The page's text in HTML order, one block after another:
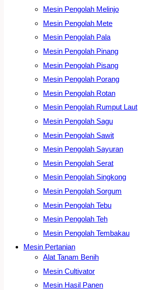
Mesin Pengolah Melinjo
Mesin Pengolah Mete
Mesin Pengolah Pala
Mesin Pengolah Pinang
Mesin Pengolah Pisang
Mesin Pengolah Porang
Mesin Pengolah Rotan
Mesin Pengolah Rumput Laut
Mesin Pengolah Sagu
Mesin Pengolah Sawit
Mesin Pengolah Sayuran
Mesin Pengolah Serat
Mesin Pengolah Singkong
Mesin Pengolah Sorgum
Mesin Pengolah Tebu
Mesin Pengolah Teh
Mesin Pengolah Tembakau
Mesin Pertanian
Alat Tanam Benih
Mesin Cultivator
Mesin Hasil Panen